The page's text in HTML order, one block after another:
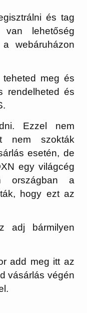
és tag
lehetőség
a webáruházon
teheted meg és
rendelheted és
Ezzel nem
nem szokták
esetén, de
egy világcég
országban a
hogy ezt az
adj bármilyen
add meg itt az
vásárlás végén